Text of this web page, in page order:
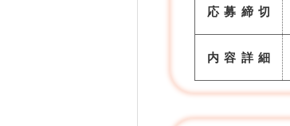
応募締切
内容詳細